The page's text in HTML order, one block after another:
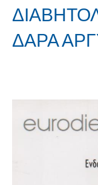
ΔΑΡΑ